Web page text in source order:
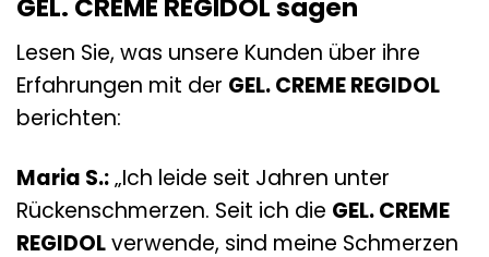
GEL. CREME REGIDOL sagen
Lesen Sie, was unsere Kunden über ihre
Erfahrungen mit der GEL. CREME REGIDOL
berichten:
Maria S.:„Ich leide seit Jahren unter
Rückenschmerzen. Seit ich die GEL. CREME
REGIDOLverwende, sind meine Schmerzen